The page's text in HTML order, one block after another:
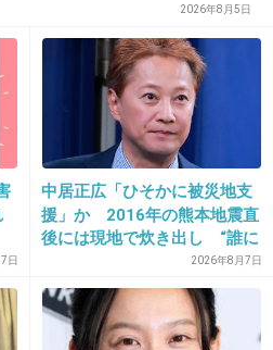
乏神・奇天烈・奇人・変人・毒ガス・サリ
ト・クソブタ・ブタ野郎・畜生・鬼畜・悪
ー・ファッキン・サノバビッチ・シット・
・邪魔者・除け者・不良品・カビ・腐っ
人・ならず者・チンカス・膿・垢・フケ・
妄想・邪宗・異教徒・恥垢・陰毛・白ブ
ガス・ヒ素・青酸・監獄・獄門・さらし
首刑・斬首・乞食・浮浪者・ルンペン・
2026年8月5日
日
中居正広「ひそかに被災地支
援」か 2016年の熊本地震直
後には現地で炊き出し “誰に
も知られなくて良い”と、むし
ろ強まる福祉活動への思い
2026年8月7日